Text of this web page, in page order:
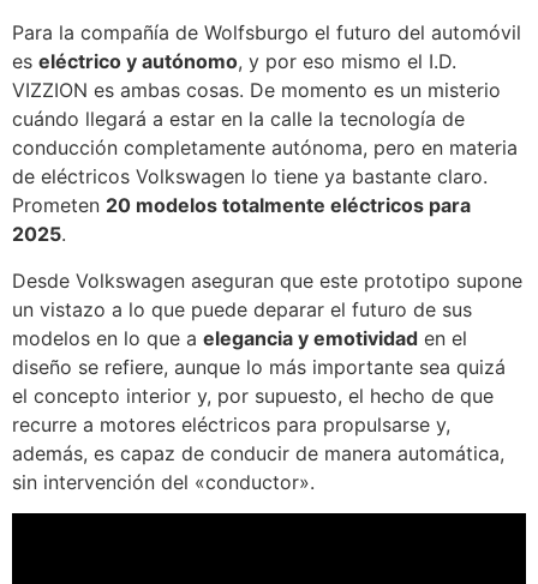
Para la compañía de Wolfsburgo el futuro del automóvil
es eléctrico y autónomo, y por eso mismo el I.D.
VIZZION es ambas cosas. De momento es un misterio
cuándo llegará a estar en la calle la tecnología de
conducción completamente autónoma, pero en materia
de eléctricos Volkswagen lo tiene ya bastante claro.
Prometen 20 modelos totalmente eléctricos para
2025.
Desde Volkswagen aseguran que este prototipo supone
un vistazo a lo que puede deparar el futuro de sus
modelos en lo que a elegancia y emotividad en el
diseño se refiere, aunque lo más importante sea quizá
el concepto interior y, por supuesto, el hecho de que
recurre a motores eléctricos para propulsarse y,
además, es capaz de conducir de manera automática,
sin intervención del «conductor».